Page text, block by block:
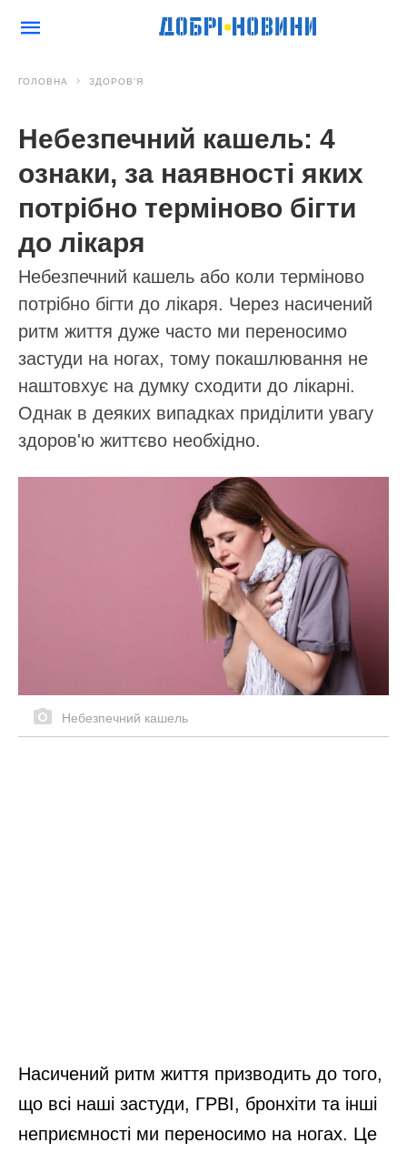
ГОЛОВНА ЗДОРОВ'Я
Небезпечний кашель: 4
ознаки, за наявності яких
потрібно терміново бігти
до лікаря
Небезпечний кашель або коли терміново
потрібно бігти до лікаря. Через насичений
ритм життя дуже часто ми переносимо
застуди на ногах, тому покашлювання не
наштовхує на думку сходити до лікарні.
Однак в деяких випадках приділити увагу
здоров'ю життєво необхідно.
Небезпечний кашель
Насичений ритм життя призводить до того,
що всі наші застуди, ГРВІ, бронхіти та інші
неприємності ми переносимо на ногах. Це